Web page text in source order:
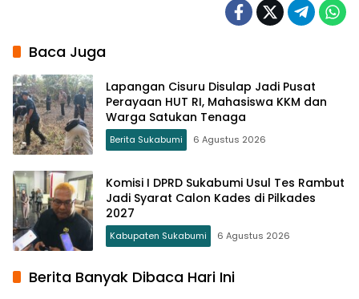
Baca Juga
Lapangan Cisuru Disulap Jadi Pusat
Perayaan HUT RI, Mahasiswa KKM dan
Warga Satukan Tenaga
Berita Sukabumi 6 Agustus 2026
Komisi I DPRD Sukabumi Usul Tes Rambut
Jadi Syarat Calon Kades di Pilkades
2027
Kabupaten Sukabumi 6 Agustus 2026
Berita Banyak Dibaca Hari Ini